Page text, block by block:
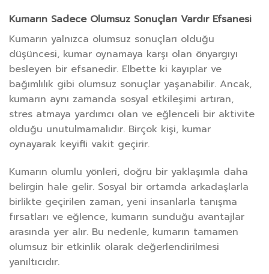
Kumarın Sadece Olumsuz Sonuçları Vardır Efsanesi
Kumarın yalnızca olumsuz sonuçları olduğu
düşüncesi, kumar oynamaya karşı olan önyargıyı
besleyen bir efsanedir. Elbette ki kayıplar ve
bağımlılık gibi olumsuz sonuçlar yaşanabilir. Ancak,
kumarın aynı zamanda sosyal etkileşimi artıran,
stres atmaya yardımcı olan ve eğlenceli bir aktivite
olduğu unutulmamalıdır. Birçok kişi, kumar
oynayarak keyifli vakit geçirir.
Kumarın olumlu yönleri, doğru bir yaklaşımla daha
belirgin hale gelir. Sosyal bir ortamda arkadaşlarla
birlikte geçirilen zaman, yeni insanlarla tanışma
fırsatları ve eğlence, kumarın sunduğu avantajlar
arasında yer alır. Bu nedenle, kumarın tamamen
olumsuz bir etkinlik olarak değerlendirilmesi
yanıltıcıdır.